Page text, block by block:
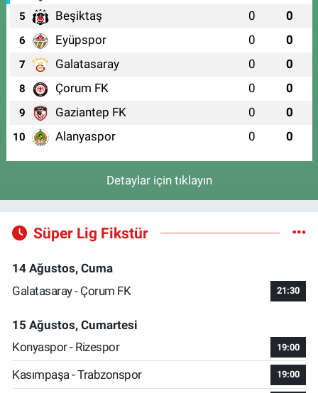
5 Beşiktaş 0 0
6 Eyüpspor 0 0
7 Galatasaray 0 0
8 Çorum FK 0 0
9 Gaziantep FK 0 0
10 Alanyaspor 0 0
Detaylar için tıklayın
Süper Lig Fikstür
14 Ağustos, Cuma
Galatasaray - Çorum FK
21:30
15 Ağustos, Cumartesi
Konyaspor - Rizespor
19:00
Kasımpaşa - Trabzonspor 19:00